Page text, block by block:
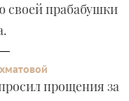
прабабушки
прощения за